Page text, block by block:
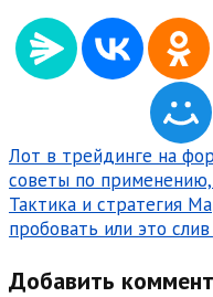
Навигация
по
записям
Лот в трейдинге на
советы по
Тактика и стратегия
пробовать или это
Добавить